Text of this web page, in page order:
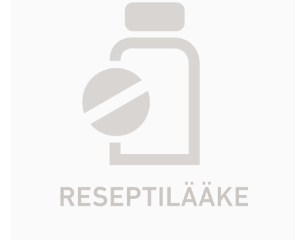
emulsio 10 mg/ml 10 x 100 ml
016060
Vaikuttava aine propofoli
10 x 100 ml
B. Braun Medical Oy
Tarkista Kela-korvattavuus